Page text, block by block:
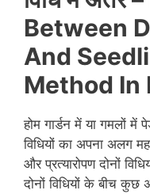
Between
And
Method In
होम गार्डन में या गमलों
विधियों का अपना अलग
और प्रत्यारोपण दोनों
दोनों विधियों के बीच